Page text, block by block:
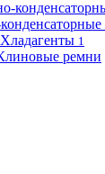
Хладагенты 1
ремни